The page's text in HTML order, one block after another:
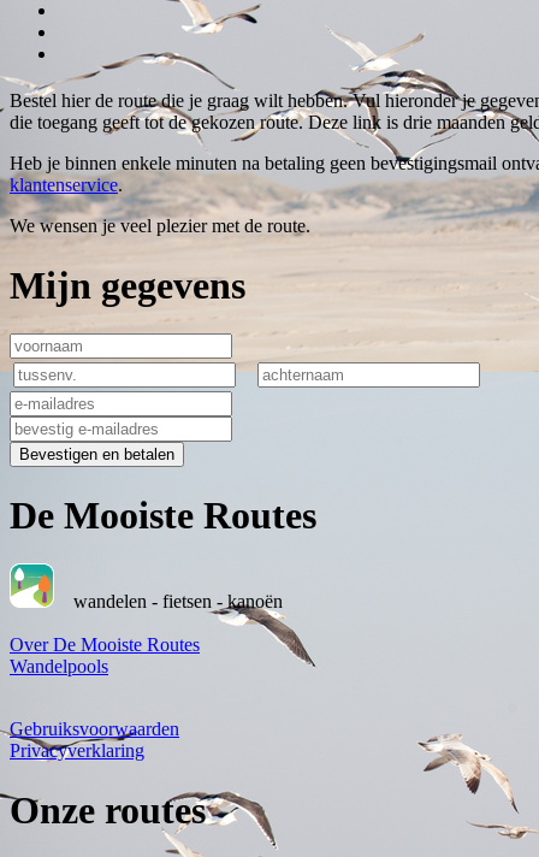
Bestel hier de route die je graag wilt hebben. Vul hieronder je
die toegang geeft tot de gekozen route. Deze link is drie maanden
Heb je binnen enkele minuten na betaling geen bevestigingsmail
klantenservice.
We wensen je veel plezier met de route.
Mijn gegevens
Bevestigen en betalen
De Mooiste Routes
wandelen - fietsen - kanoën
Over De Mooiste Routes
Wandelpools
Gebruiksvoorwaarden
Privacyverklaring
Onze routes